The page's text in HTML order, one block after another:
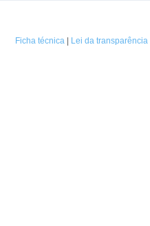
Ficha técnica| Lei da transparência|